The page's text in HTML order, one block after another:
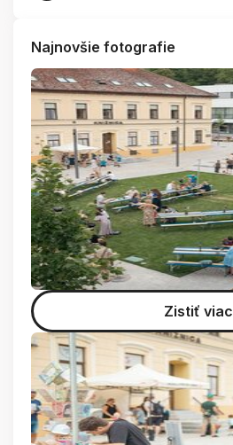
Najnovšie fotografie
Zistiť viac